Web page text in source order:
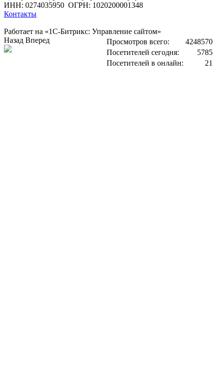
ИНН: 0274035950 ОГРН: 1020200001348
Контакты
Работает на «1С-Битрикс: Управление сайтом»
Просмотров всего:
4248570
Посетителей сегодня:
5785
Посетителей в онлайн:
21
Назад Вперед